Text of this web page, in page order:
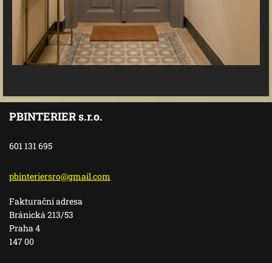
PBINTERIER s.r.o.
601 131 695
pbinteriersro@gmail.com
Fakturační adresa
Bránická 213/53
Praha 4
147 00